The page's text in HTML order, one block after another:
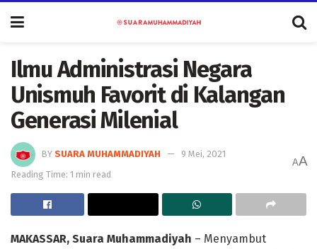
Ilmu Administrasi Negara
Unismuh Favorit di Kalangan
Generasi Milenial
BY SUARA MUHAMMADIYAH
9 Mei, 2021
Reading Time: 1 min read
AA
MAKASSAR, Suara Muhammadiyah – Menyambut